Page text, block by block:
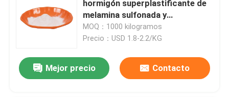
Fibra de hormigón reforzado
Adición concreta
hormigón superplastificante de
melamina sulfonada y
formaldehído
MOQ：1000 kilogramos
Precio：USD 1.8-2.2/KG
Mejor precio Contacto